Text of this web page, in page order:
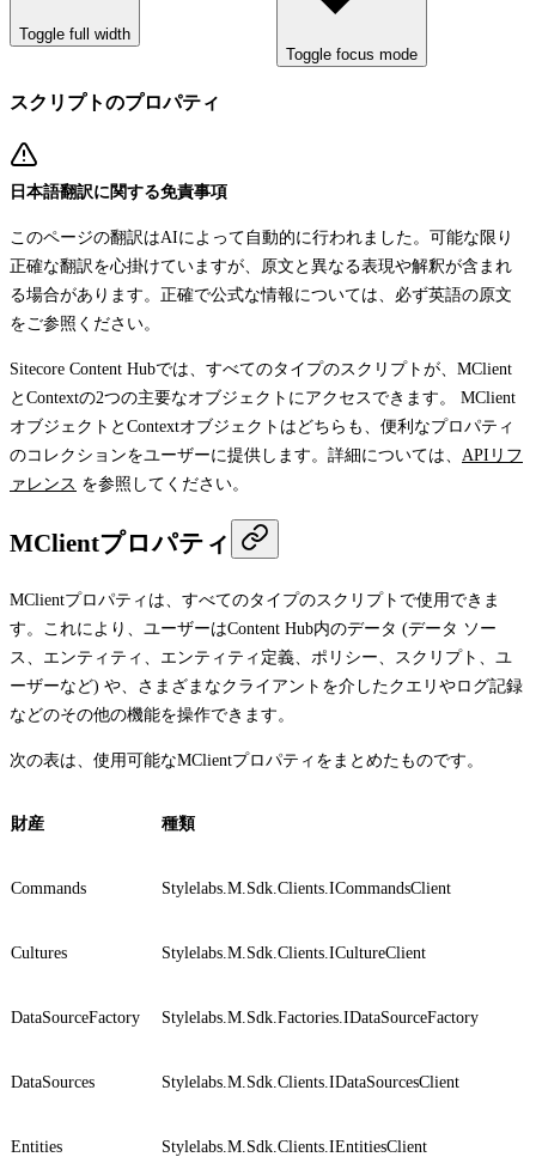
Toggle full width
Toggle focus mode
スクリプトのプロパティ
日本語翻訳に関する免責事項
このページの翻訳はAIによって自動的に行われました。可能な限り
正確な翻訳を心掛けていますが、原文と異なる表現や解釈が含まれ
る場合があります。正確で公式な情報については、必ず英語の原文
をご参照ください。
Sitecore Content Hubでは、すべてのタイプのスクリプトが、 MClient
と Contextの2つの主要なオブジェクトにアクセスできます。 MClient
オブジェクトと Contextオブジェクトはどちらも、便利なプロパティ
のコレクションをユーザーに提供します。詳細については、 APIリフ
ァレンス を参照してください。
MClientプロパティ
MClientプロパティは、すべてのタイプのスクリプトで使用できま
す。これにより、ユーザーはContent Hub内のデータ (データ ソー
ス、エンティティ、エンティティ定義、ポリシー、スクリプト、ユ
ーザーなど) や、さまざまなクライアントを介したクエリやログ記録
などのその他の機能を操作できます。
次の表は、使用可能なMClientプロパティをまとめたものです。
財産 種類
Commands Stylelabs.M.Sdk.Clients.ICommandsClient
Cultures Stylelabs.M.Sdk.Clients.ICultureClient
DataSourceFactory Stylelabs.M.Sdk.Factories.IDataSourceFactory
DataSources Stylelabs.M.Sdk.Clients.IDataSourcesClient
Entities Stylelabs.M.Sdk.Clients.IEntitiesClient